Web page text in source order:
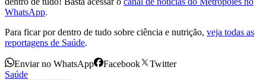
WhatsApp.
Para ficar por dentro de tudo sobre ciência e nutrição, veja todas as
reportagens de Saúde.
Enviar no WhatsApp Facebook
Twitter
Saúde